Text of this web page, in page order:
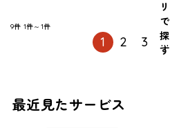
リ
で
探
す
9件 1件～1件
1 2 3 …
最近見たサービス